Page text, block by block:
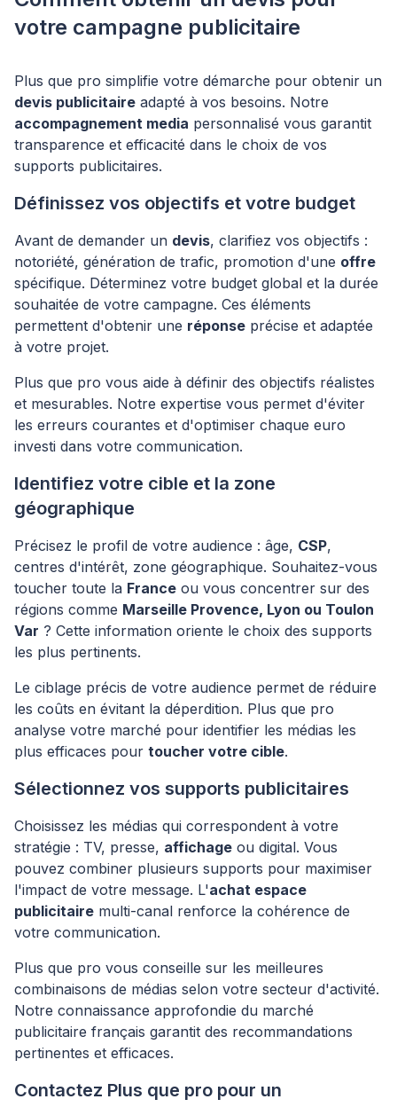
votre campagne publicitaire
Plus que pro simplifie votre démarche pour obtenir un
devis publicitaire adapté à vos besoins. Notre
accompagnement media personnalisé vous garantit
transparence et efficacité dans le choix de vos
supports publicitaires.
Définissez vos objectifs et votre budget
Avant de demander un devis, clarifiez vos objectifs :
notoriété, génération de trafic, promotion d'une offre
spécifique. Déterminez votre budget global et la durée
souhaitée de votre campagne. Ces éléments
permettent d'obtenir une réponse précise et adaptée
à votre projet.
Plus que pro vous aide à définir des objectifs réalistes
et mesurables. Notre expertise vous permet d'éviter
les erreurs courantes et d'optimiser chaque euro
investi dans votre communication.
Identifiez votre cible et la zone
géographique
Précisez le profil de votre audience : âge, CSP,
centres d'intérêt, zone géographique. Souhaitez-vous
toucher toute la France ou vous concentrer sur des
régions comme Marseille Provence, Lyon ou Toulon
Var ? Cette information oriente le choix des supports
les plus pertinents.
Le ciblage précis de votre audience permet de réduire
les coûts en évitant la déperdition. Plus que pro
analyse votre marché pour identifier les médias les
plus efficaces pour toucher votre cible.
Sélectionnez vos supports publicitaires
Choisissez les médias qui correspondent à votre
stratégie : TV, presse, affichage ou digital. Vous
pouvez combiner plusieurs supports pour maximiser
l'impact de votre message. L'achat espace
publicitaire multi-canal renforce la cohérence de
votre communication.
Plus que pro vous conseille sur les meilleures
combinaisons de médias selon votre secteur d'activité.
Notre connaissance approfondie du marché
publicitaire français garantit des recommandations
pertinentes et efficaces.
Contactez Plus que pro pour un